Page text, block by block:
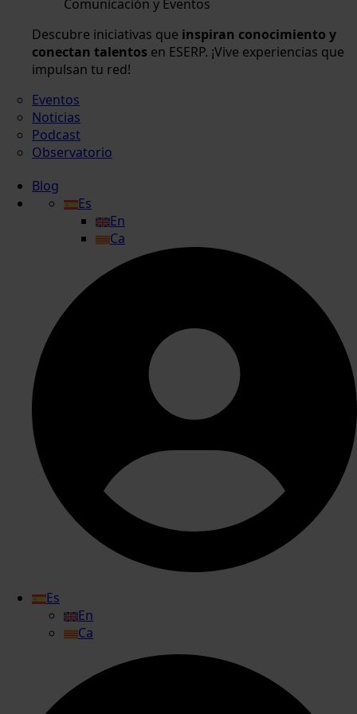
Comunicación y Eventos
Descubre iniciativas que inspiran conocimiento y
conectan talentos en ESERP. ¡Vive experiencias que
impulsan tu red!
Eventos
Noticias
Podcast
Observatorio
Blog
Es
En
Ca
Es
En
Ca